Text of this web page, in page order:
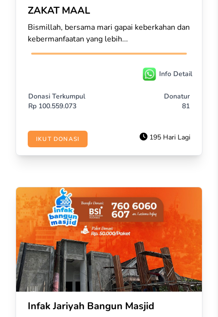
ZAKAT MAAL
Bismillah, bersama mari gapai keberkahan dan
kebermanfaatan yang lebih...
Info Detail
Donasi Terkumpul
Rp 100.559.073
Donatur
81
IKUT DONASI 195 Hari Lagi
Infak Jariyah Bangun Masjid